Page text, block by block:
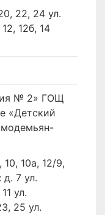
22, 24 ул.
12б, 14
№ 2» ГОЩ
«Детский
10а, 12/9,
д. 7 ул.
ул.
25 ул.